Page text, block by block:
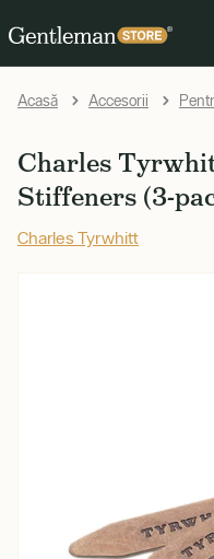
Acasă Accesorii
Charles
Stiffeners (3-
Charles Tyrwhitt